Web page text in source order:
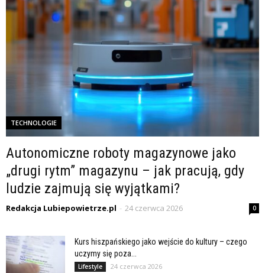
TECHNOLOGIE
Autonomiczne roboty magazynowe jako
„drugi rytm” magazynu – jak pracują, gdy
ludzie zajmują się wyjątkami?
Redakcja Lubiepowietrze.pl - 24 czerwca 2026 0
Kurs hiszpańskiego jako wejście do kultury – czego
uczymy się poza...
Lifestyle 24 czerwca 2026